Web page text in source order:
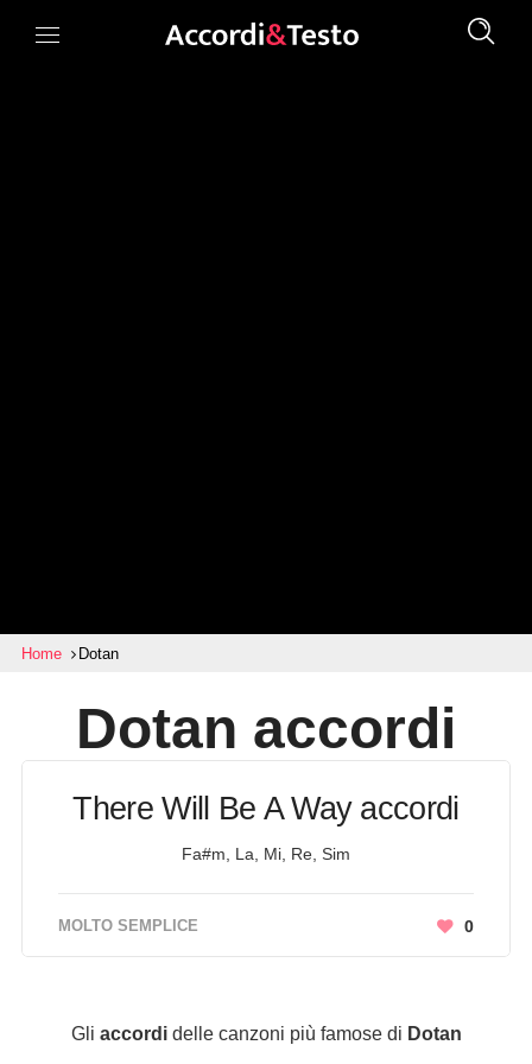
Home Dotan
Dotan accordi
There Will Be A Way accordi
Fa#m, La, Mi, Re, Sim
MOLTO SEMPLICE 0
Gli accordidelle canzoni più famose di Dotan